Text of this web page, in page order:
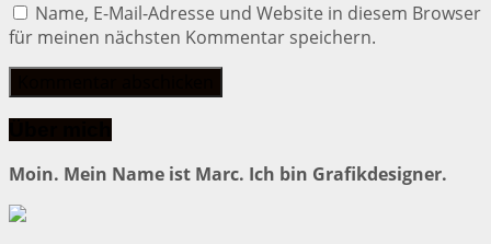
Name, E-Mail-Adresse und Website in diesem Browser
für meinen nächsten Kommentar speichern.
Moin. Mein Name ist Marc. Ich bin Grafikdesigner.